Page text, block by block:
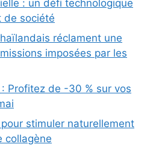
: un défi technologique
de société
réclament une
imposées par les
Profitez de -30 % sur vos
stimuler naturellement
collagène